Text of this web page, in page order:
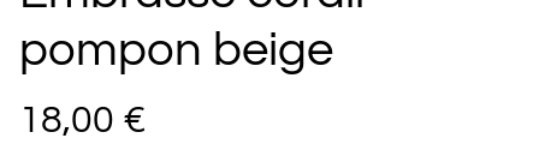
pompon beige
18,00 €